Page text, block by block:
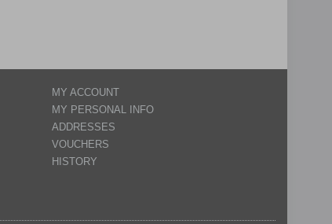
MY ACCOUNT
MY PERSONAL INFO
ADDRESSES
VOUCHERS
HISTORY